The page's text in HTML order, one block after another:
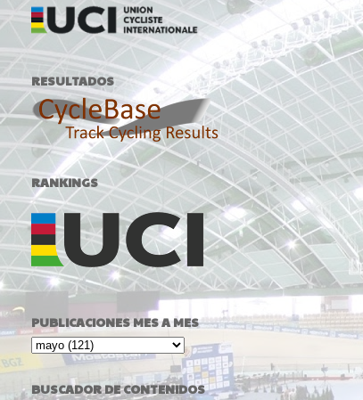
RESULTADOS
RANKINGS
PUBLICACIONES MES A MES
BUSCADOR DE CONTENIDOS